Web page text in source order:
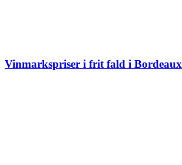
Vinmarkspriser i frit fald i Bordeaux